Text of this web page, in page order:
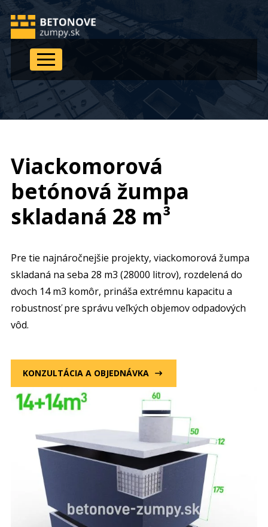
Viackomorová
betónová žumpa
skladaná 28 m³
Pre tie najnáročnejšie projekty, viackomorová žumpa
skladaná na seba 28 m3 (28000 litrov), rozdelená do
dvoch 14 m3 komôr, prináša extrémnu kapacitu a
robustnosť pre správu veľkých objemov odpadových
vôd.
KONZULTÁCIA A OBJEDNÁVKA